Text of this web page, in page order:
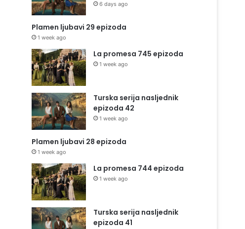
6 days ago
Plamen ljubavi 29 epizoda
1 week ago
La promesa 745 epizoda
1 week ago
Turska serija nasljednik
epizoda 42
1 week ago
Plamen ljubavi 28 epizoda
1 week ago
La promesa 744 epizoda
1 week ago
Turska serija nasljednik
epizoda 41